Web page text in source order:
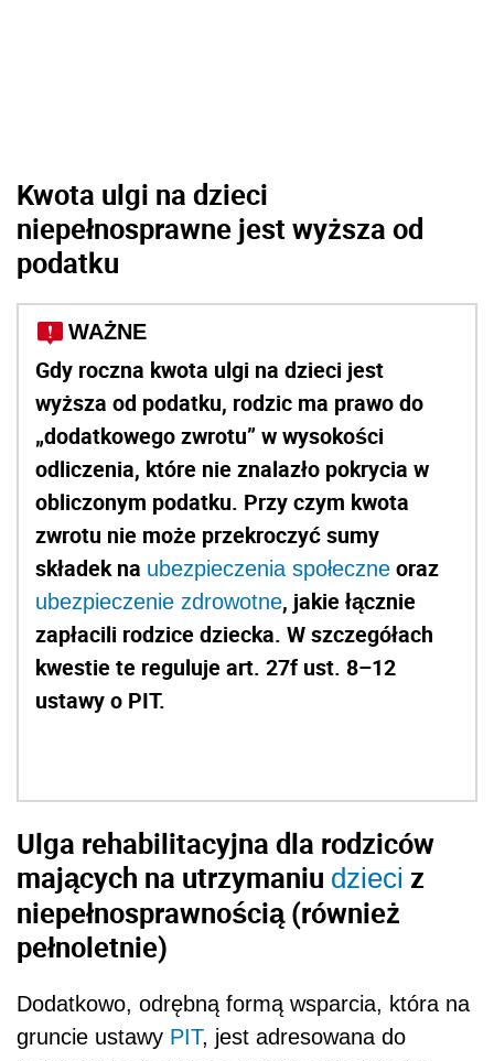
Kwota ulgi na dzieci
niepełnosprawne jest wyższa od
podatku
WAŻNE
Gdy roczna kwota ulgi na dzieci jest
wyższa od podatku, rodzic ma prawo do
„dodatkowego zwrotu” w wysokości
odliczenia, które nie znalazło pokrycia w
obliczonym podatku. Przy czym kwota
zwrotu nie może przekroczyć sumy
składek na ubezpieczenia społeczne oraz
ubezpieczenie zdrowotne, jakie łącznie
zapłacili rodzice dziecka. W szczegółach
kwestie te reguluje art. 27f ust. 8–12
ustawy o PIT.
Ulga rehabilitacyjna dla rodziców
mających na utrzymaniu dzieci z
niepełnosprawnością (również
pełnoletnie)
Dodatkowo, odrębną formą wsparcia, która na
gruncie ustawy PIT, jest adresowana do